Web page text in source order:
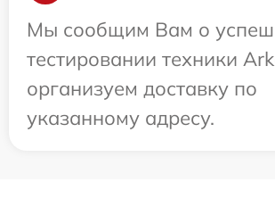
Мы сообщим Вам о
тестировании техники
организуем доставку по
указанному адресу.